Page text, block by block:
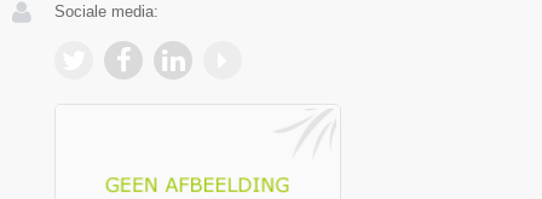
Sociale media: